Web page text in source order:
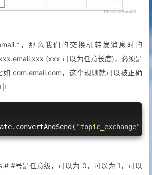
，那么我们的交换机转发消息时的
(xxx 可以为任意长度)，必须是
com.email.com，这个规则就可以被正确
"topic_exchange" ,
#号是任意级，可以为 0，可以为 1，可以